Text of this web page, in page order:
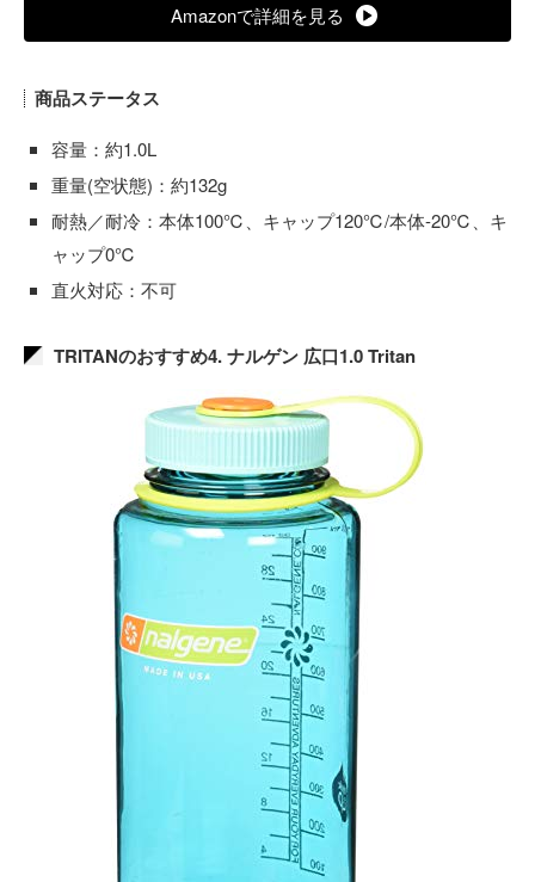
Amazonで詳細を見る
商品ステータス
容量：約1.0L
重量(空状態)：約132g
耐熱／耐冷：本体100℃、キャップ120℃/本体-20℃、キ
ャップ0℃
直火対応：不可
TRITANのおすすめ4. ナルゲン 広口1.0 Tritan